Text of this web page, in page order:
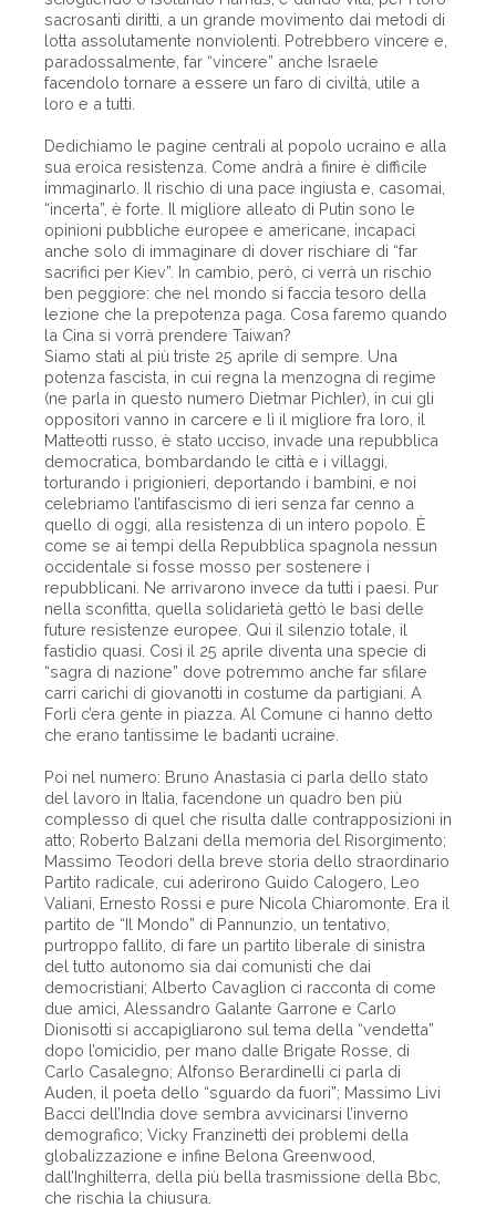
sacrosanti diritti, a un grande movimento dai metodi di
lotta assolutamente nonviolenti. Potrebbero vincere e,
paradossalmente, far “vincere” anche Israele
facendolo tornare a essere un faro di civiltà, utile a
loro e a tutti.
Dedichiamo le pagine centrali al popolo ucraino e alla
sua eroica resistenza. Come andrà a finire è difficile
immaginarlo. Il rischio di una pace ingiusta e, casomai,
“incerta”, è forte. Il migliore alleato di Putin sono le
opinioni pubbliche europee e americane, incapaci
anche solo di immaginare di dover rischiare di “far
sacrifici per Kiev”. In cambio, però, ci verrà un rischio
ben peggiore: che nel mondo si faccia tesoro della
lezione che la prepotenza paga. Cosa faremo quando
la Cina si vorrà prendere Taiwan?
Siamo stati al più triste 25 aprile di sempre. Una
potenza fascista, in cui regna la menzogna di regime
(ne parla in questo numero Dietmar Pichler), in cui gli
oppositori vanno in carcere e lì il migliore fra loro, il
Matteotti russo, è stato ucciso, invade una repubblica
democratica, bombardando le città e i villaggi,
torturando i prigionieri, deportando i bambini, e noi
celebriamo l’antifascismo di ieri senza far cenno a
quello di oggi, alla resistenza di un intero popolo. È
come se ai tempi della Repubblica spagnola nessun
occidentale si fosse mosso per sostenere i
repubblicani. Ne arrivarono invece da tutti i paesi. Pur
nella sconfitta, quella solidarietà gettò le basi delle
future resistenze europee. Qui il silenzio totale, il
fastidio quasi. Così il 25 aprile diventa una specie di
“sagra di nazione” dove potremmo anche far sfilare
carri carichi di giovanotti in costume da partigiani. A
Forlì c’era gente in piazza. Al Comune ci hanno detto
che erano tantissime le badanti ucraine.
Poi nel numero: Bruno Anastasia ci parla dello stato
del lavoro in Italia, facendone un quadro ben più
complesso di quel che risulta dalle contrapposizioni in
atto; Roberto Balzani della memoria del Risorgimento;
Massimo Teodori della breve storia dello straordinario
Partito radicale, cui aderirono Guido Calogero, Leo
Valiani, Ernesto Rossi e pure Nicola Chiaromonte. Era il
partito de “Il Mondo” di Pannunzio, un tentativo,
purtroppo fallito, di fare un partito liberale di sinistra
del tutto autonomo sia dai comunisti che dai
democristiani; Alberto Cavaglion ci racconta di come
due amici, Alessandro Galante Garrone e Carlo
Dionisotti si accapigliarono sul tema della “vendetta”
dopo l’omicidio, per mano dalle Brigate Rosse, di
Carlo Casalegno; Alfonso Berardinelli ci parla di
Auden, il poeta dello “sguardo da fuori”; Massimo Livi
Bacci dell’India dove sembra avvicinarsi l’inverno
demografico; Vicky Franzinetti dei problemi della
globalizzazione e infine Belona Greenwood,
dall’Inghilterra, della più bella trasmissione della Bbc,
che rischia la chiusura.